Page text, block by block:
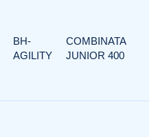
BH-
AGILITY
COMBINATA
JUNIOR 400